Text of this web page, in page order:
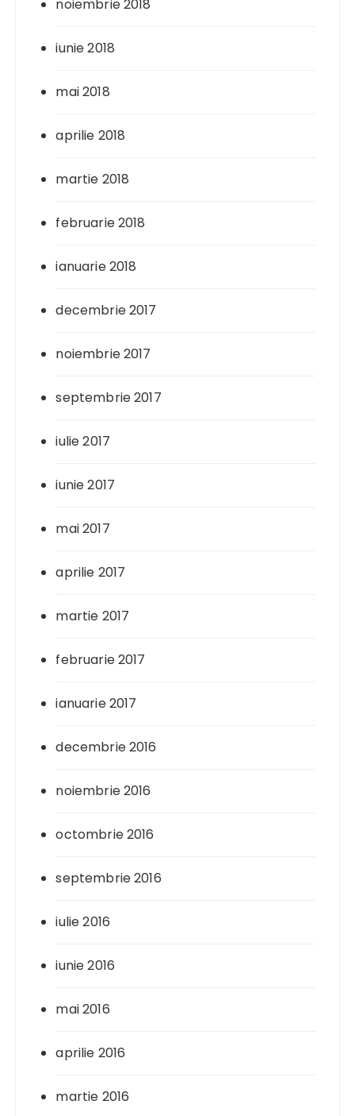
noiembrie 2018
iunie 2018
mai 2018
aprilie 2018
martie 2018
februarie 2018
ianuarie 2018
decembrie 2017
noiembrie 2017
septembrie 2017
iulie 2017
iunie 2017
mai 2017
aprilie 2017
martie 2017
februarie 2017
ianuarie 2017
decembrie 2016
noiembrie 2016
octombrie 2016
septembrie 2016
iulie 2016
iunie 2016
mai 2016
aprilie 2016
martie 2016